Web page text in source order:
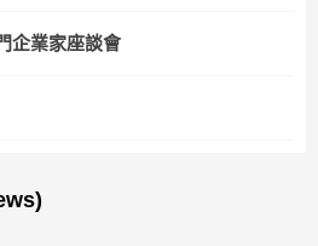
企業家座談會